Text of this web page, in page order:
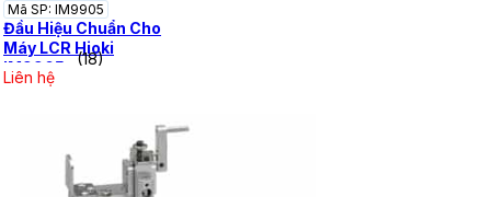
Mã SP: IM9905
Đầu Hiệu Chuẩn Cho
Máy LCR Hioki
IM9905
(18)
Liên hệ